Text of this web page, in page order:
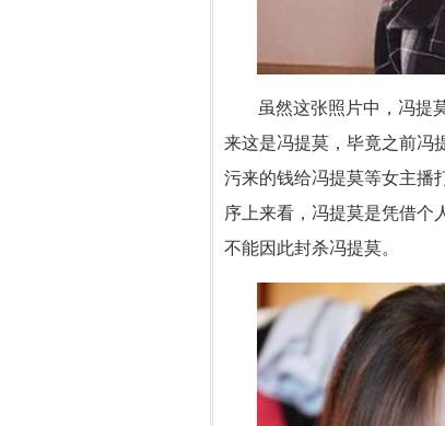
虽然这张照片中，冯提
来这是冯提莫，毕竟之前冯
污来的钱给冯提莫等女主播
序上来看，冯提莫是凭借个
不能因此封杀冯提莫。